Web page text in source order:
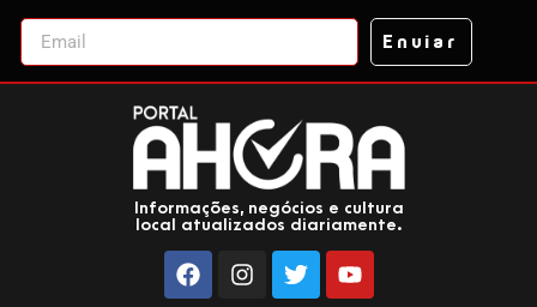
Enviar
Informações, negócios e cultura
local atualizados diariamente.